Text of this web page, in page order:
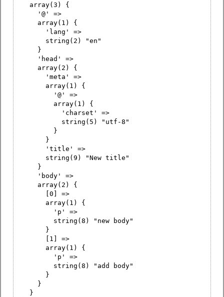
array(3) {
'@' =>
array(1) {
'lang' =>
string(2) "en"
}
'head' =>
array(2) {
'meta' =>
array(1) {
'@' =>
array(1) {
'charset' =>
string(5) "utf-8"
}
}
'title' =>
string(9) "New title"
}
'body' =>
array(2) {
[0] =>
array(1) {
'p' =>
string(8) "new body"
}
[1] =>
array(1) {
'p' =>
string(8) "add body"
}
}
}